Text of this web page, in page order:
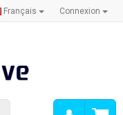
Connexion
Français
Mon